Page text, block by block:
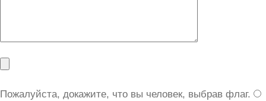
Пожалуйста, докажите, что вы человек, выбрав флаг.